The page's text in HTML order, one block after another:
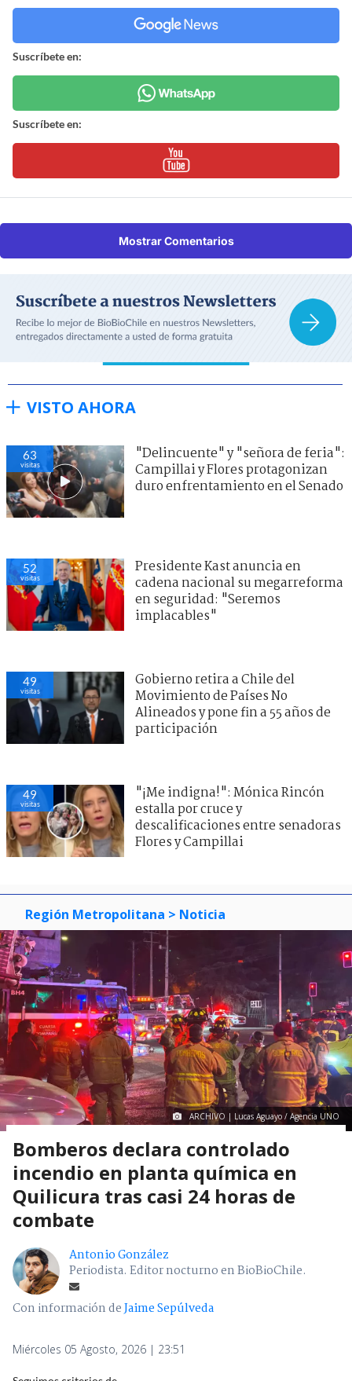
Suscríbete en:
Suscríbete en:
Mostrar Comentarios
VISTO AHORA
63
visitas
"Delincuente" y "señora de feria":
Campillai y Flores protagonizan
duro enfrentamiento en el Senado
52
visitas
Presidente Kast anuncia en
cadena nacional su megarreforma
en seguridad: "Seremos
implacables"
49
visitas
Gobierno retira a Chile del
Movimiento de Países No
Alineados y pone fin a 55 años de
participación
49
visitas
"¡Me indigna!": Mónica Rincón
estalla por cruce y
descalificaciones entre senadoras
Flores y Campillai
Región Metropolitana > Noticia
ARCHIVO | Lucas Aguayo / Agencia UNO
Bomberos declara controlado
incendio en planta química en
Quilicura tras casi 24 horas de
combate
Antonio González
Periodista. Editor nocturno en BioBioChile.
Con información deJaime Sepúlveda
Miércoles 05 Agosto, 2026 | 23:51